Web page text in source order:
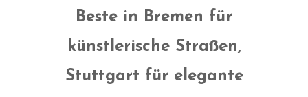
Beste in Bremen für
künstlerische Straßen,
Stuttgart für elegante